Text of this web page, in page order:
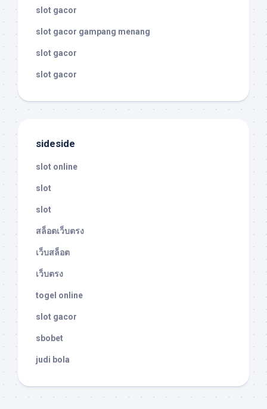
slot gacor
slot gacor gampang menang
slot gacor
slot gacor
sideside
slot online
slot
slot
สล็อตเว็บตรง
เว็บสล็อต
เว็บตรง
togel online
slot gacor
sbobet
judi bola